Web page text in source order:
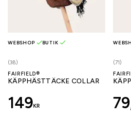
(38)
WEBSHOP BUTIK
FAIRFIELD®
KÄPPHÄSTTÄCKE COLLAR
149KR
(71)